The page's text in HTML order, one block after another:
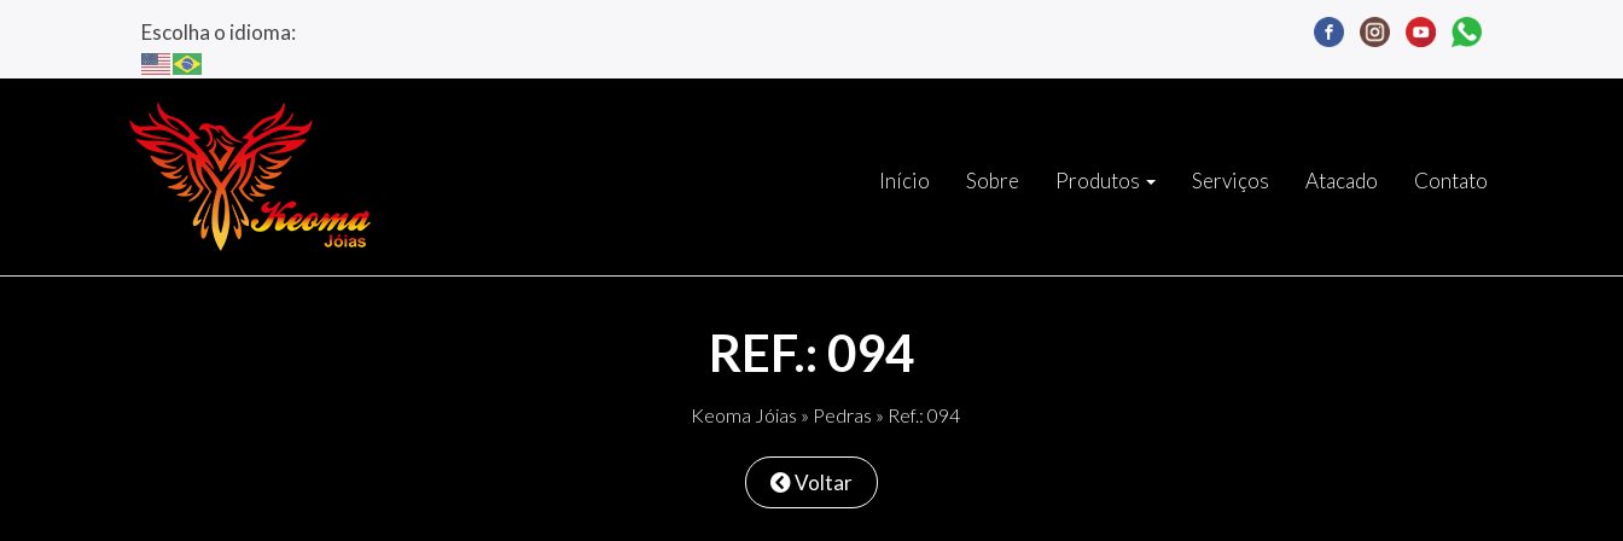
Escolha o idioma:
Início Sobre Produtos Serviços Atacado Contato
REF.: 094
Keoma Jóias » Pedras » Ref.: 094
Voltar